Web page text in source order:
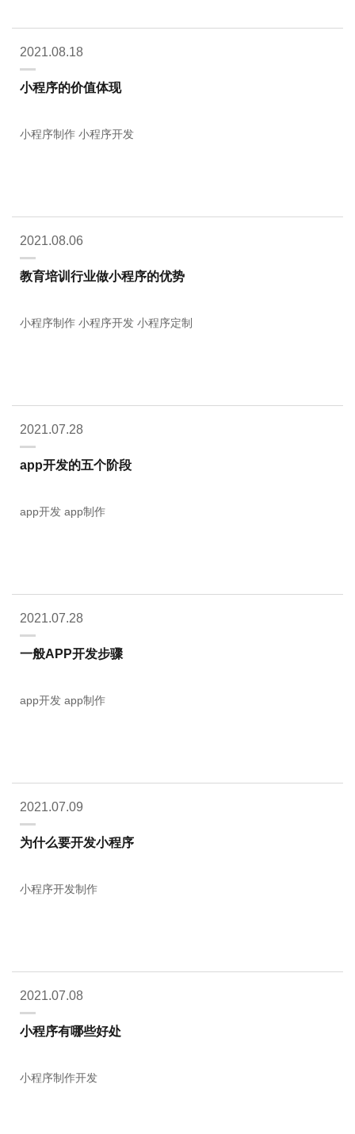
2021.08.18
小程序的价值体现
小程序制作 小程序开发
2021.08.06
教育培训行业做小程序的优势
小程序制作 小程序开发 小程序定制
2021.07.28
app开发的五个阶段
app开发 app制作
2021.07.28
一般APP开发步骤
app开发 app制作
2021.07.09
为什么要开发小程序
小程序开发制作
2021.07.08
小程序有哪些好处
小程序制作开发